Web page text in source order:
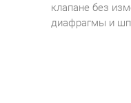
клапане без
диафрагмы и